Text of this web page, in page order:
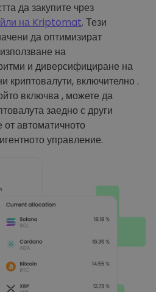
да закупите чрез
на Kriptomat. Тези
да оптимизират
на
и диверсифициране на
криптовалути, включително .
включва , можете да
заедно с други
от автоматичното
управление.